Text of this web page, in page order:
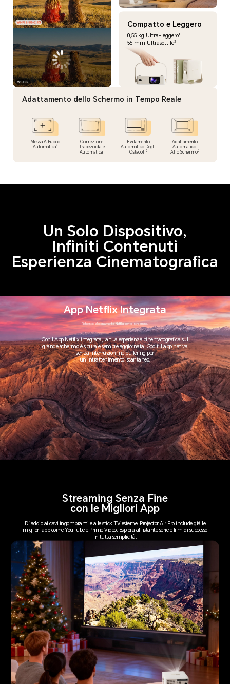
Compatto e Leggero
0,55 kg Ultra-leggero1
55 mm Ultrasottile2
Adattamento dello Schermo in Tempo Reale
Messa A Fuoco
Automatica4
Correzione
Trapezoidale
Automatica
Evitamento
Automatico Degli
Ostacoli5
Adattamento
Automatico
Allo Schermo6
Un Solo Dispositivo,
Infiniti Contenuti
Esperienza Cinematografica
App Netflix Integrata
Richiesto abbonamento Netflix per lo streaming.
Con l'App Netflix integrata, la tua esperienza cinematografica sul
grande schermo è sicura e sempre aggiornata. Goditi l'app nativa
senza interruzioni né buffering per
un intrattenimento istantaneo.
Streaming Senza Fine
con le Migliori App
Dì addio ai cavi ingombranti e alle stick TV esterne. Projector Air Pro include già le
migliori app come YouTube e Prime Video. Esplora all'istante serie e film di successo
in tutta semplicità.